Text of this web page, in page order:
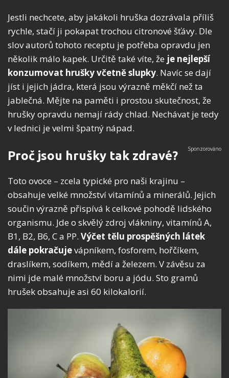
Jestli nechcete, aby jakákoli hruška dozrávala příliš
rychle, stačí ji pokapat trochou citronové šťávy. Dle
slov autorů tohoto receptu je potřeba opravdu jen
několik málo kapek. Určitě také víte, že je nejlepší
konzumovat hrušky včetně slupky. Navíc se dají
jíst i jejich jádra, která jsou výrazně měkčí než ta
jablečná. Mějte na paměti i prostou skutečnost, že
hrušky opravdu nemají rády chlad. Nechávat je tedy
v lednici je velmi špatný nápad.
Proč jsou hrušky tak zdravé?
Toto ovoce – zcela typické pro naši krajinu –
obsahuje velké množství vitamínů a minerálů. Jejich
součin výrazně přispívá k celkové pohodě lidského
organismu. Jde o skvělý zdroj vlákniny, vitamínů A,
B1, B2, B6, C a PP. Výčet tělu prospěšných látek
dále pokračujevápníkem, fosforem, hořčíkem,
draslíkem, sodíkem, mědí a železem. V závěsu za
nimi jde malé množství boru a jódu. Sto gramů
hrušek obsahuje asi 60 kilokalorií.